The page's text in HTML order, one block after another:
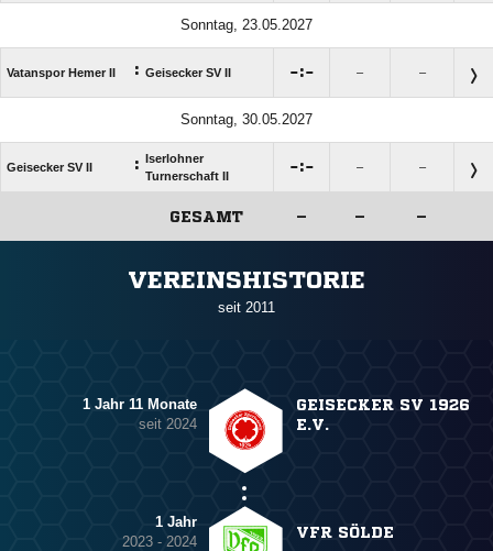
Sonntag, 23.05.2027
Vatanspor Hemer II : Geisecker SV II : – –
Sonntag, 30.05.2027
Geisecker SV II : Iserlohner
Turnerschaft II
: – –
GESAMT – – –
VEREINSHISTORIE
seit 2011
1 Jahr 11 Monate
seit 2024
GEISECKER SV 1926
E.V.
1 Jahr
2023 - 2024
VFR SÖLDE